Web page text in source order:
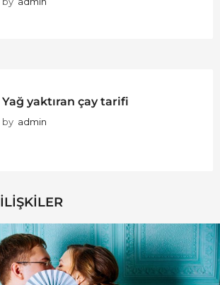
Yağ yaktıran çay tarifi
by admin
İLIŞKILER